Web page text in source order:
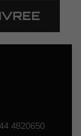
4820650‬